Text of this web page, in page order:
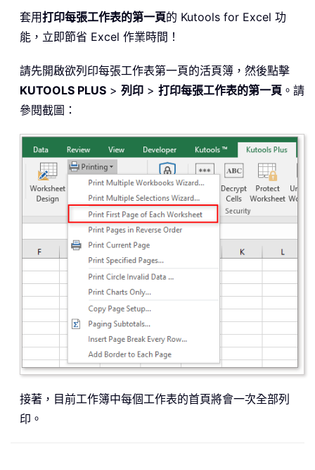
套用打印每張工作表的第一頁的 Kutools for Excel 功
能，立即節省 Excel 作業時間！
請先開啟欲列印每張工作表第一頁的活頁簿，然後點擊
KUTOOLS PLUS > 列印 > 打印每張工作表的第一頁 。請
參閱截圖：
接著，目前工作簿中每個工作表的首頁將會一次全部列
印。